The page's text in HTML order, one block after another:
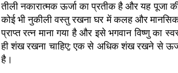
तीली नकारात्मक ऊर्जा का प्रतीक है और यह पूजा
कोई भी नुकीली वस्तु रखना घर में कलह और
प्राप्त रत्न माना गया है और इसे भगवान विष्णु
ही शंख रखना चाहिए; एक से अधिक शंख रखने से
है।